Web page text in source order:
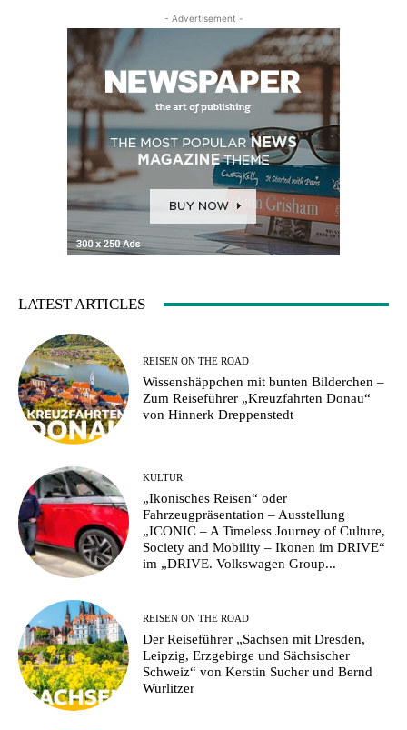
- Advertisement -
LATEST ARTICLES
REISEN ON THE ROAD
Wissenshäppchen mit bunten Bilderchen –
Zum Reiseführer „Kreuzfahrten Donau“
von Hinnerk Dreppenstedt
KULTUR
„Ikonisches Reisen“ oder
Fahrzeugpräsentation – Ausstellung
„ICONIC – A Timeless Journey of Culture,
Society and Mobility – Ikonen im DRIVE“
im „DRIVE. Volkswagen Group...
REISEN ON THE ROAD
Der Reiseführer „Sachsen mit Dresden,
Leipzig, Erzgebirge und Sächsischer
Schweiz“ von Kerstin Sucher und Bernd
Wurlitzer